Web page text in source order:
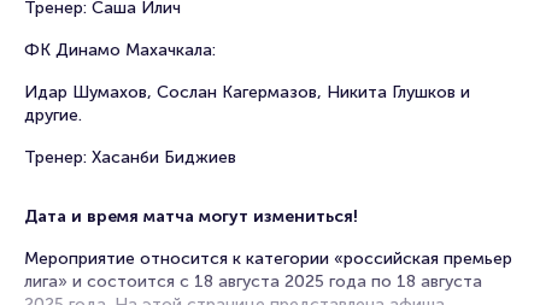
Тренер: Саша Илич
ФК Динамо Махачкала:
Идар Шумахов, Сослан Кагермазов, Никита Глушков и
другие.
Тренер: Хасанби Биджиев
Дата и время матча могут измениться!
Мероприятие относится к категории «российская премьер
лига» и состоится с 18 августа 2025 года по 18 августа